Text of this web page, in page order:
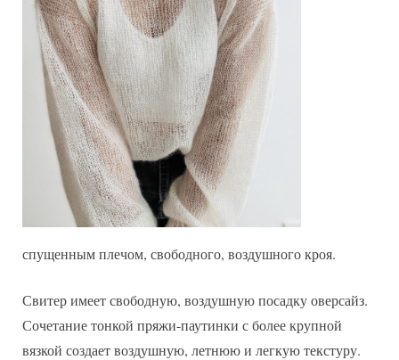
спущенным плечом, свободного, воздушного кроя.
Свитер имеет свободную, воздушную посадку оверсайз.
Сочетание тонкой пряжи-паутинки с более крупной
вязкой создает воздушную, летнюю и легкую текстуру.